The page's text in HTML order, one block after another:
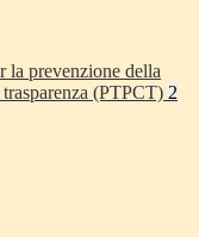
la prevenzione della
(PTPCT) 2